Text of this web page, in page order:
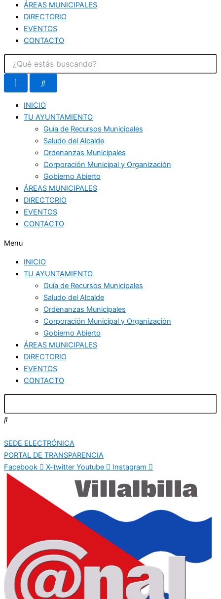
ÁREAS MUNICIPALES
DIRECTORIO
EVENTOS
CONTACTO
INICIO
TU AYUNTAMIENTO
Guía de Recursos Municipales
Saludo del Alcalde
Ordenanzas Municipales
Corporación Municipal y Organización
Gobierno Abierto
ÁREAS MUNICIPALES
DIRECTORIO
EVENTOS
CONTACTO
Menu
INICIO
TU AYUNTAMIENTO
Guía de Recursos Municipales
Saludo del Alcalde
Ordenanzas Municipales
Corporación Municipal y Organización
Gobierno Abierto
ÁREAS MUNICIPALES
DIRECTORIO
EVENTOS
CONTACTO
SEDE ELECTRÓNICA
PORTAL DE TRANSPARENCIA
Facebook
X-twitter Youtube Instagram